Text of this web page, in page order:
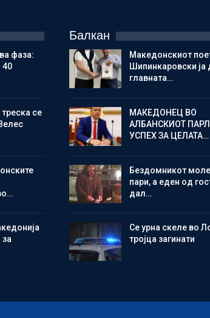
фаза:
40
се
за
Балкан
Македонскиот
Шипинкаровски ја
главната…
МАКЕДОНЕЦ ВО
АЛБАНСКИОТ
УСПЕХ ЗА ЦЕЛАТА…
Бездомникот
пари, а еден од
дал…
Се урна скеле во
тројца загинати